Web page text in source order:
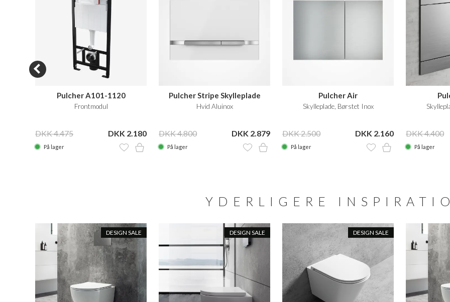
Pulcher A101-1120
Frontmodul
DKK 4.475 DKK 2.180
På lager
Pulcher Stripe Skylleplade
Hvid Aluinox
DKK 4.800 DKK 2.879
På lager
Pulcher Air
Skylleplade, Børstet Inox
DKK 2.500 DKK 2.160
På lager
DKK 4.400
På lager
YDERLIGERE
DESIGN SALE DESIGN SALE DESIGN SALE